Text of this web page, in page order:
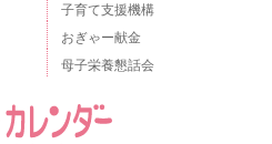
子育て支援機構
おぎゃー献金
母子栄養懇話会